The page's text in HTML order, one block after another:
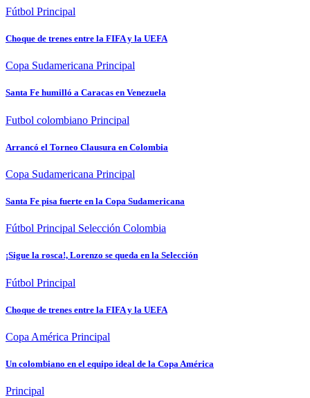
Fútbol Principal
Choque de trenes entre la FIFA y la UEFA
Copa Sudamericana Principal
Santa Fe humilló a Caracas en Venezuela
Futbol colombiano Principal
Arrancó el Torneo Clausura en Colombia
Copa Sudamericana Principal
Santa Fe pisa fuerte en la Copa Sudamericana
Fútbol Principal Selección Colombia
¡Sigue la rosca!, Lorenzo se queda en la Selección
Fútbol Principal
Choque de trenes entre la FIFA y la UEFA
Copa América Principal
Un colombiano en el equipo ideal de la Copa América
Principal